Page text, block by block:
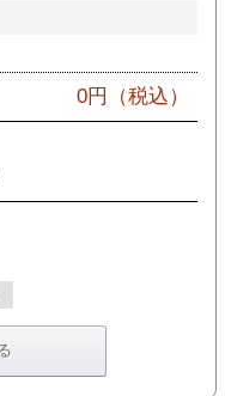
0円（税込）